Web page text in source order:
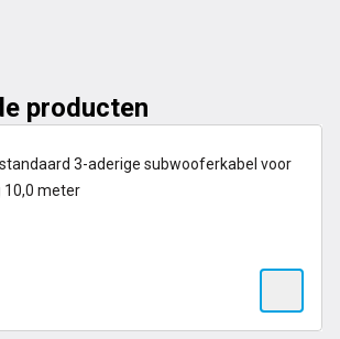
producten
standaard 3-aderige subwooferkabel voor
10,0 meter